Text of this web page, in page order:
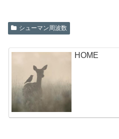
シューマン周波数
HOME